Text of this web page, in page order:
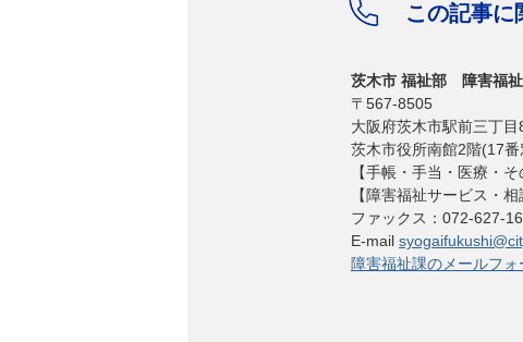
この記事に
茨木市 福祉部 障害福
〒567-8505
大阪府茨木市駅前三丁
茨木市役所南館2階(17番
【手帳・手当・医療・
【障害福祉サービス・
ファックス：072-627-
E-mail
障害福祉課のメールフ